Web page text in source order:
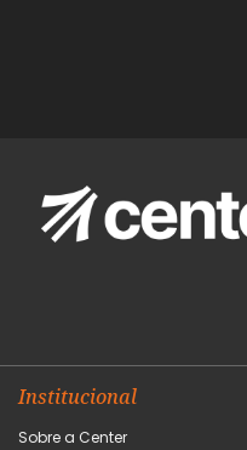
Institucional
Sobre a Center